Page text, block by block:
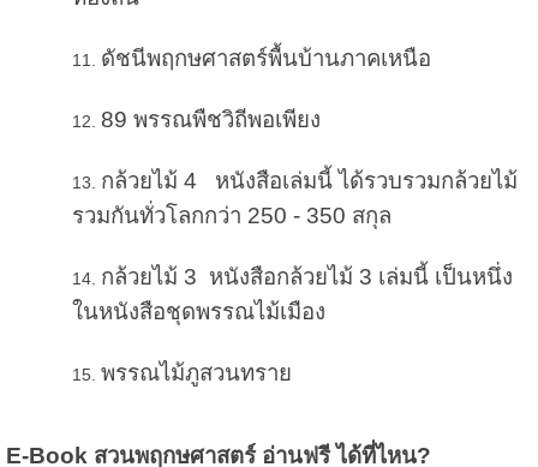
ดัชนีพฤกษศาสตร์พื้นบ้านภาคเหนือ
89 พรรณพืชวิถีพอเพียง
กล้วยไม้ 4 หนังสือเล่มนี้ ได้รวบรวมกล้วยไม้
รวมกันทั่วโลกกว่า 250 - 350 สกุล
กล้วยไม้ 3 หนังสือกล้วยไม้ 3 เล่มนี้ เป็นหนึ่ง
ในหนังสือชุดพรรณไม้เมือง
พรรณไม้ภูสวนทราย
E-Book สวนพฤกษศาสตร์ อ่านฟรี ได้ที่ไหน?